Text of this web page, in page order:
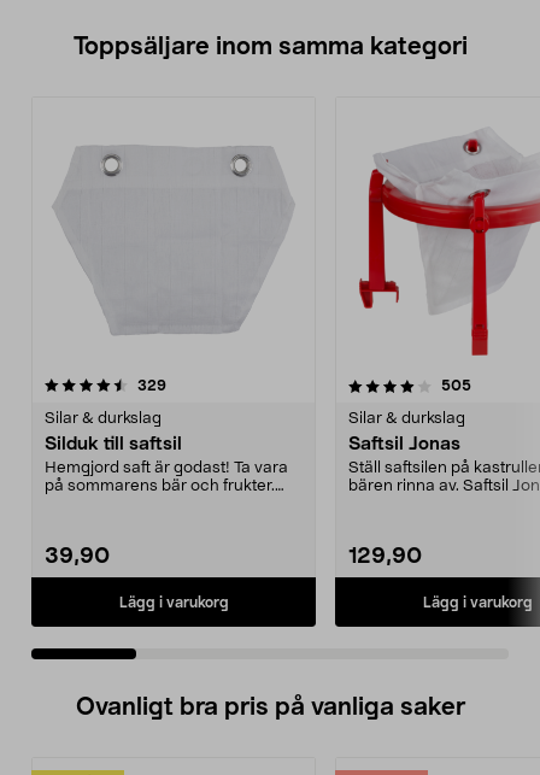
Toppsäljare inom samma kategori
329recensioner
Silar & durkslag
Silduk till saftsil
Hemgjord saft är godast! Ta vara
på sommarens bär och frukter.
39,90
Lägg i varukorg
4.0 av 5 stjärnor 505
Silar & durkslag
Saftsil Jonas
Ställ saftsilen på
bären rinna av. Saftsil
129,90
Lägg i varukorg
4.5 av 5 stjärnor
Ovanligt bra pris på vanliga saker